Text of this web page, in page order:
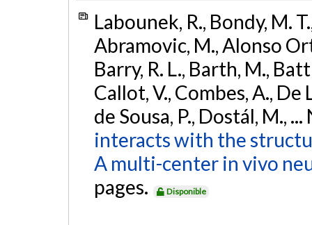
Labounek, R., Bondy, M.
Abramovic, M., Alonso
Barry, R. L., Barth, M.,
Callot, V., Combes, A.,
de Sousa, P., Dostál, M.,
interacts with the
A multi-center in vivo
pages.
Disponible